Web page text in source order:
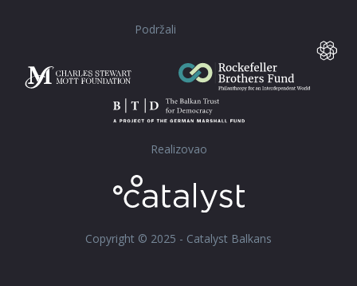
Podržali
Realizovao
Copyright © 2025 - Catalyst Balkans